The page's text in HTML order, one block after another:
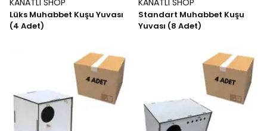
KANATLI SHOP
Lüks Muhabbet Kuşu Yuvası
(4 Adet)
KANATLI SHOP
Standart Muhabbet Kuşu
Yuvası (8 Adet)